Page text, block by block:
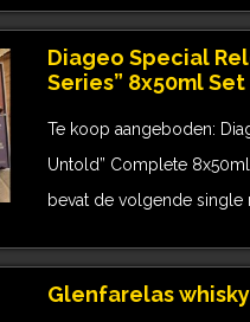
Diageo Special
Series” 8x50ml Set
Te koop aangeboden:
Untold” Complete
bevat de volgende single
Glenfarelas whisky